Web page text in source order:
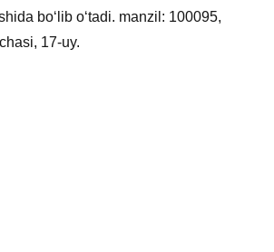
boʻlib oʻtadi. manzil: 100095,
17-uy.